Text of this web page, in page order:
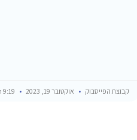
קבוצת הפייסבוק אוקטובר 19, 2023